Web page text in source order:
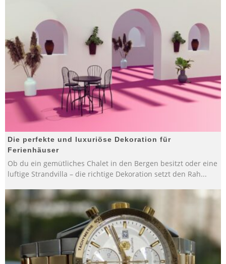
Die perfekte und luxuriöse Dekoration für
Ferienhäuser
Ob du ein gemütliches Chalet in den Bergen besitzt oder eine
luftige Strandvilla – die richtige Dekoration setzt den Rah...